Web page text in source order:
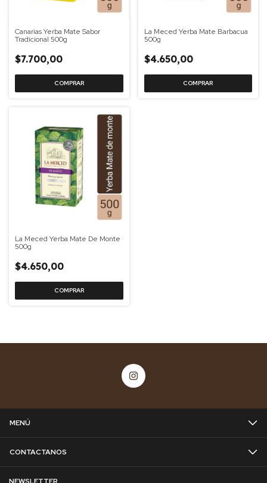
Canarias Yerba Mate Sabor
Tradicional 500g
$7.700,00
La Meced Yerba Mate Barbacua
500g
$4.650,00
La Meced Yerba Mate De Monte
500g
$4.650,00
MENÚ
CONTACTANOS